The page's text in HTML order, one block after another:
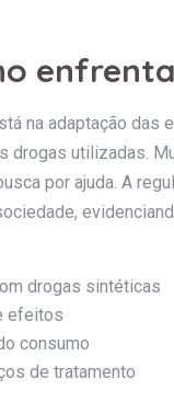
na adaptação das
drogas utilizadas.
por ajuda. A
drogas sintéticas
efeitos
consumo
de tratamento